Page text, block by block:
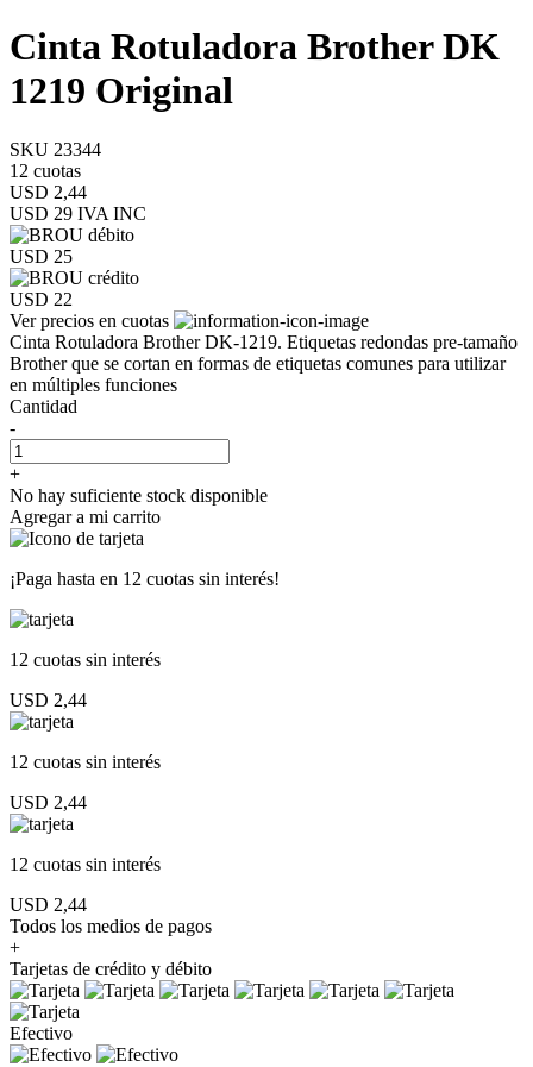
Cinta Rotuladora Brother DK
1219 Original
SKU 23344
12 cuotas
USD 2,44
USD 29 IVA INC
USD 25
USD 22
Ver precios en cuotas
Cinta Rotuladora Brother DK-1219. Etiquetas redondas pre-tamaño
Brother que se cortan en formas de etiquetas comunes para utilizar
en múltiples funciones
Cantidad
-
+
No hay suficiente stock disponible
Agregar a mi carrito
¡Paga hasta en 12 cuotas sin interés!
12 cuotas sin interés
USD 2,44
12 cuotas sin interés
USD 2,44
12 cuotas sin interés
USD 2,44
Todos los medios de pagos
+
Tarjetas de crédito y débito
Efectivo